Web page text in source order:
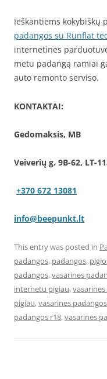
Ieškantiems kokybiškų
padangos su Runflat
internetinės
metu padangą ramiai
auto remonto serviso.
KONTAKTAI:
Gedomaksis, MB
Veiverių g. 9B-62, LT-
+370 672 13081
info@beepunkt.lt
This entry was posted in
padangos, padangos,
padangos,vasarines
internetu pigiau,
pigiau,vasarines
padangos r18,vasarines